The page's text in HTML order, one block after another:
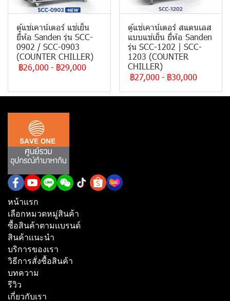
ตู้แช่เคาน์เตอร์ แช่เย็น
ยี่ห้อ Sanden รุ่น SCC-
0902 / SCC-0903
(COUNTER CHILLER)
฿26,000 - ฿29,000
ตู้แช่เคาน์เตอร์ สแตนเลส
แบบแช่เย็น ยี่ห้อ Sanden
รุ่น SCC-1202 | SCC-
1203 (COUNTER
CHILLER)
฿27,000 - ฿30,000
หน้าเเรก
เลือกหมวดหมู่สินค้า
ซื้อสินค้าตามเเบรนด์
สินค้าเเนะนำ
บริการของเรา
วิธีการสั่งซื้อสินค้า
บทความ
รีวิว
เกี่ยวกับเรา